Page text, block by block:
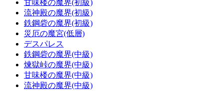
甘味楼の魔界(初級)
流神殿の魔界(初級)
鉄鋼砦の魔界(初級)
災厄の魔宮(低層)
デスパレス
鉄鋼砦の魔界(中級)
煉獄峠の魔界(中級)
甘味楼の魔界(中級)
流神殿の魔界(中級)